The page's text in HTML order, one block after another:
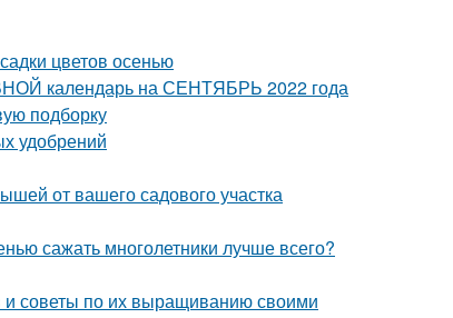
цветов осенью
календарь на СЕНТЯБРЬ 2022 года
подборку
удобрений
от вашего садового участка
сажать многолетники лучше всего?
и советы по их выращиванию своими